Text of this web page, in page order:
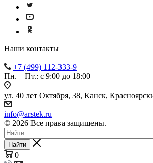
Наши контакты
+7 (499) 112-333-9
Пн. – Пт.: с 9:00 до 18:00
ул. 40 лет Октября, 38, Канск,
info@arstek.ru
© 2026 Все права защищены.
Найти
0